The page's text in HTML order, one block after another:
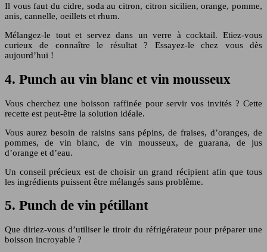
Il vous faut du cidre, soda au citron, citron sicilien, orange, pomme,
anis, cannelle, oeillets et rhum.
Mélangez-le tout et servez dans un verre à cocktail. Etiez-vous
curieux de connaître le résultat ? Essayez-le chez vous dès
aujourd’hui !
4. Punch au vin blanc et vin mousseux
Vous cherchez une boisson raffinée pour servir vos invités ? Cette
recette est peut-être la solution idéale.
Vous aurez besoin de raisins sans pépins, de fraises, d’oranges, de
pommes, de vin blanc, de vin mousseux, de guarana, de jus
d’orange et d’eau.
Un conseil précieux est de choisir un grand récipient afin que tous
les ingrédients puissent être mélangés sans problème.
5. Punch de vin pétillant
Que diriez-vous d’utiliser le tiroir du réfrigérateur pour préparer une
boisson incroyable ?